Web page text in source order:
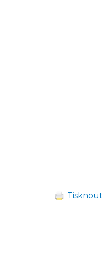
Tisknout